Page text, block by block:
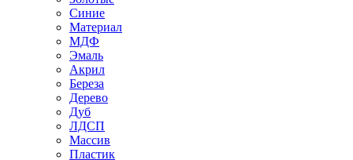
Синие
Материал
МДФ
Эмаль
Акрил
Береза
Дерево
Дуб
ЛДСП
Массив
Пластик